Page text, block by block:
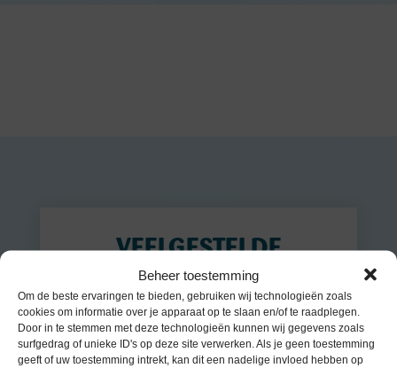
Beheer toestemming
Om de beste ervaringen te bieden, gebruiken wij technologieën zoals
cookies om informatie over je apparaat op te slaan en/of te raadplegen.
Door in te stemmen met deze technologieën kunnen wij gegevens zoals
surfgedrag of unieke ID's op deze site verwerken. Als je geen toestemming
geeft of uw toestemming intrekt, kan dit een nadelige invloed hebben op
VEELGESTELDE
VRAGEN
WAT IS HET VERSCHIL TUSSEN
EEN DEODORANT EN EEN ANTI-